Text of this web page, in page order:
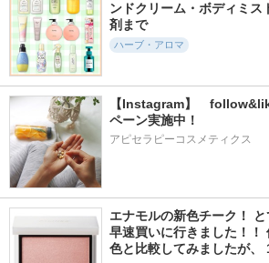
ンドクリーム・ボディミス
剤まで
ハーブ・アロマ
【Instagram】　
ペーン実施中！
アピセラピーコスメティクス
エナモルの新色チーク！
早速買いに行きました！！
色と比較してみましたが